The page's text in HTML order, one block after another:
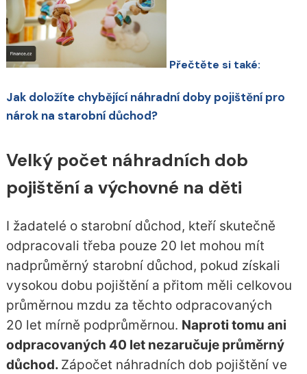
Přečtěte si také:
Jak doložíte chybějící náhradní doby pojištění pro
nárok na starobní důchod?
Velký počet náhradních dob
pojištění a výchovné na děti
I žadatelé o starobní důchod, kteří skutečně
odpracovali třeba pouze 20 let mohou mít
nadprůměrný starobní důchod, pokud získali
vysokou dobu pojištění a přitom měli celkovou
průměrnou mzdu za těchto odpracovaných
20 let mírně podprůměrnou. Naproti tomu ani
odpracovaných 40 let nezaručuje průměrný
důchod. Zápočet náhradních dob pojištění ve